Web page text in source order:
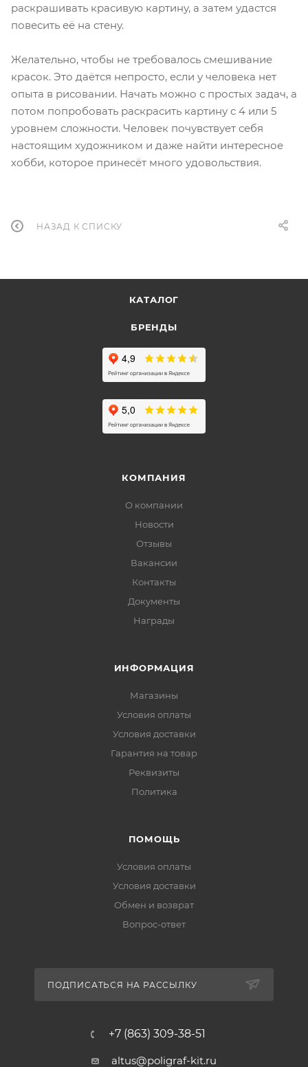
раскрашивать красивую картину, а затем удастся
повесить её на стену.
Желательно, чтобы не требовалось смешивание
красок. Это даётся непросто, если у человека нет
опыта в рисовании. Начать можно с простых задач, а
потом попробовать раскрасить картину с 4 или 5
уровнем сложности. Человек почувствует себя
настоящим художником и даже найти интересное
хобби, которое принесёт много удовольствия.
НАЗАД К СПИСКУ
КАТАЛОГ
БРЕНДЫ
КОМПАНИЯ
О компании
Новости
Отзывы
Вакансии
Контакты
Документы
Награды
ИНФОРМАЦИЯ
Магазины
Условия оплаты
Условия доставки
Гарантия на товар
Реквизиты
Политика
ПОМОЩЬ
Условия оплаты
Условия доставки
Обмен и возврат
Вопрос-ответ
ПОДПИСАТЬСЯ НА РАССЫЛКУ
+7 (863) 309-38-51
altus@poligraf-kit.ru